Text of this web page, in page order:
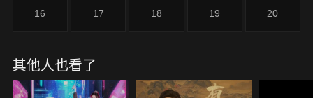
16 17 18 19 20
其他人也看了